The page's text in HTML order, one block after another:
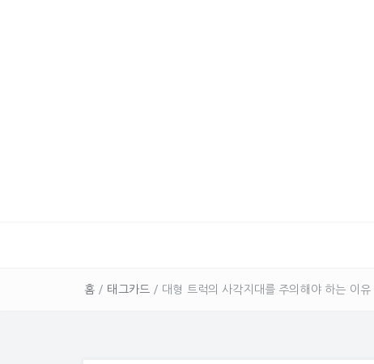
홈 / 태그카드 / 대형 트럭의 사각지대를 주의해야 하는 이